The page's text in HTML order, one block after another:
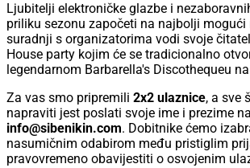
Ljubitelji elektroničke glazbe i
priliku sezonu započeti na najbolji mogući
suradnji s organizatorima vodi svoje
House party kojim će se tradicionalno
legendarnom Barbarella's Discothequeu
Za vas smo pripremili 2x2 ulaznice, a sve
napraviti jest poslati svoje ime i prezime
info@sibenikin.com. Dobitnike ćemo
nasumičnim odabirom među pristiglim
pravovremeno obavijestiti o osvojenim